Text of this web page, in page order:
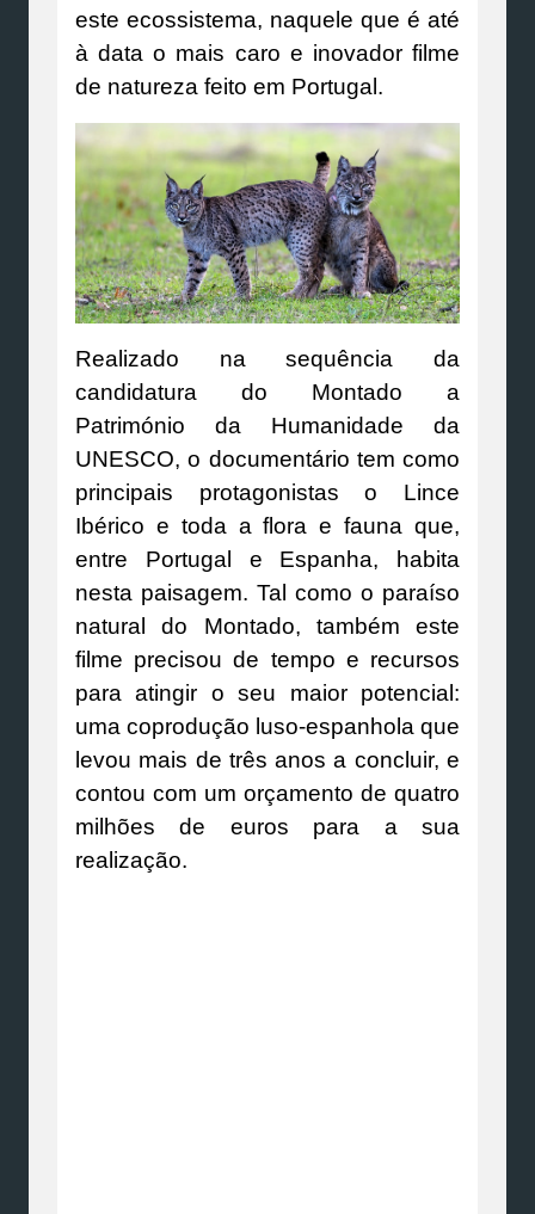
este ecossistema, naquele que é até
à data o mais caro e inovador filme
de natureza feito em Portugal.
Realizado na sequência da
candidatura do Montado a
Património da Humanidade da
UNESCO, o documentário tem como
principais protagonistas o Lince
Ibérico e toda a flora e fauna que,
entre Portugal e Espanha, habita
nesta paisagem. Tal como o paraíso
natural do Montado, também este
filme precisou de tempo e recursos
para atingir o seu maior potencial:
uma coprodução luso-espanhola que
levou mais de três anos a concluir, e
contou com um orçamento de quatro
milhões de euros para a sua
realização.